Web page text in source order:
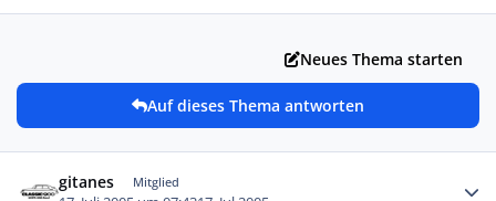
Neues Thema starten
Auf dieses Thema antworten
gitanes Mitglied